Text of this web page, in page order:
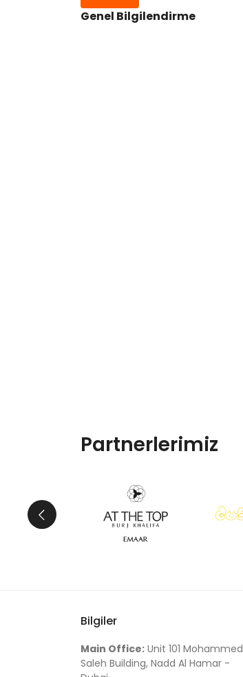
Genel Bilgilendirme
Partnerlerimiz
Bilgiler
Main Office: Unit 101 Mohammed
Saleh Building, Nadd Al Hamar -